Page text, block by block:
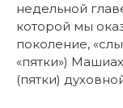
недельной
которой мы
поколение,
«пятки»)
(пятки)